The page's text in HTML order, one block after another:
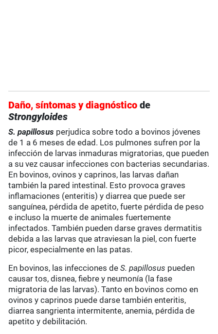
Daño, síntomas y diagnóstico de
Strongyloides
S. papillosus perjudica sobre todo a bovinos jóvenes
de 1 a 6 meses de edad. Los pulmones sufren por la
infección de larvas inmaduras migratorias, que pueden
a su vez causar infecciones con bacterias secundarias.
En bovinos, ovinos y caprinos, las larvas dañan
también la pared intestinal. Esto provoca graves
inflamaciones (enteritis) y diarrea que puede ser
sanguínea, pérdida de apetito, fuerte pérdida de peso
e incluso la muerte de animales fuertemente
infectados. También pueden darse graves dermatitis
debida a las larvas que atraviesan la piel, con fuerte
picor, especialmente en las patas.
En bovinos, las infecciones deS. papillosus pueden
causar tos, disnea, fiebre y neumonía (la fase
migratoria de las larvas). Tanto en bovinos como en
ovinos y caprinos puede darse también enteritis,
diarrea sangrienta intermitente, anemia, pérdida de
apetito y debilitación.